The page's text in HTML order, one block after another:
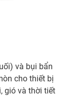
và bụi bẩn
cho thiết bị
gió và thời tiết